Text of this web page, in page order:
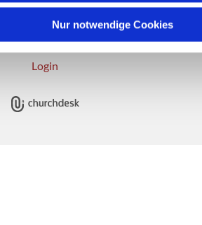
Nur notwendige Cookies
ChurchDesk-
Login